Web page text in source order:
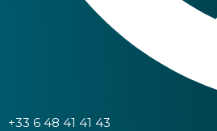
+33 6 48 41 41 43